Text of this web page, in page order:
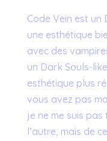
Code Vein est
une esthétique
avec des
un Dark Souls-
esthétique plus
vous avez pas
je ne me suis pas
l’autre, mais de